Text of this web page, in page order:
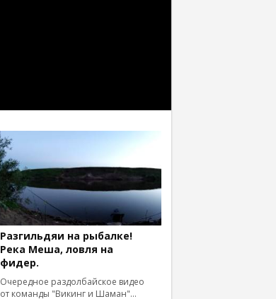
Разгильдяи на рыбалке!
Река Меша, ловля на
фидер.
Очередное раздолбайское видео
от команды "Викинг и Шаман"...